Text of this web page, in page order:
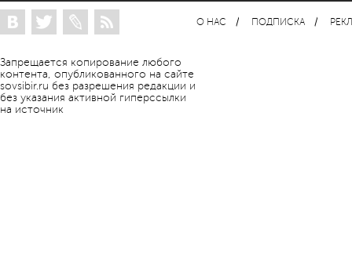
Запрещается копирование любого
контента, опубликованного на сайте
sovsibir.ru без разрешения редакции и
без указания активной гиперссылки
на источник
О НАС ПОДПИСКА